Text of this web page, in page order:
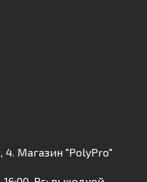
4. Магазин "PolyPro"